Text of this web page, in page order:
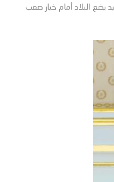
يضع البلاد أمام خيار صعب